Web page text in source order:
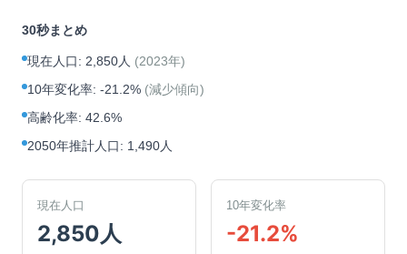
30秒まとめ
現在人口: 2,850人 (2023年)
10年変化率: -21.2% (減少傾向)
高齢化率: 42.6%
2050年推計人口: 1,490人
現在人口
2,850人
10年変化率
-21.2%